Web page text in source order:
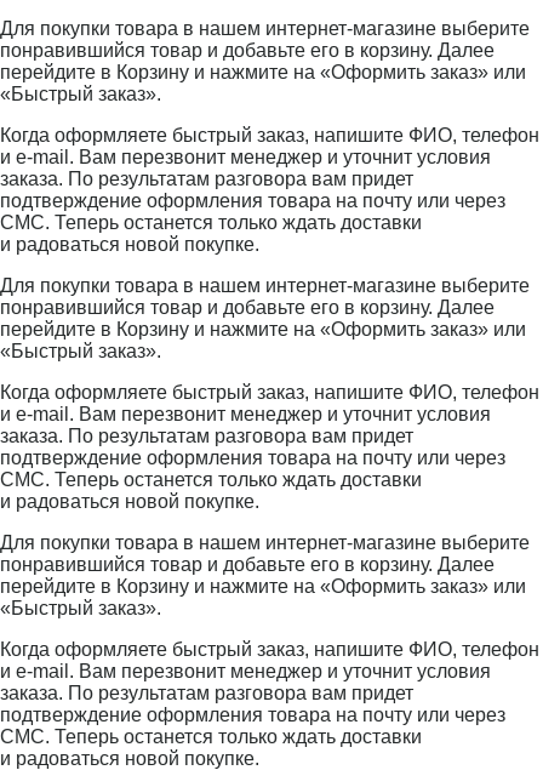
Для покупки товара в нашем интернет-магазине выберите
понравившийся товар и добавьте его в корзину. Далее
перейдите в Корзину и нажмите на «Оформить заказ» или
«Быстрый заказ».
Когда оформляете быстрый заказ, напишите ФИО, телефон
и e-mail. Вам перезвонит менеджер и уточнит условия
заказа. По результатам разговора вам придет
подтверждение оформления товара на почту или через
СМС. Теперь останется только ждать доставки
и радоваться новой покупке.
Для покупки товара в нашем интернет-магазине выберите
понравившийся товар и добавьте его в корзину. Далее
перейдите в Корзину и нажмите на «Оформить заказ» или
«Быстрый заказ».
Когда оформляете быстрый заказ, напишите ФИО, телефон
и e-mail. Вам перезвонит менеджер и уточнит условия
заказа. По результатам разговора вам придет
подтверждение оформления товара на почту или через
СМС. Теперь останется только ждать доставки
и радоваться новой покупке.
Для покупки товара в нашем интернет-магазине выберите
понравившийся товар и добавьте его в корзину. Далее
перейдите в Корзину и нажмите на «Оформить заказ» или
«Быстрый заказ».
Когда оформляете быстрый заказ, напишите ФИО, телефон
и e-mail. Вам перезвонит менеджер и уточнит условия
заказа. По результатам разговора вам придет
подтверждение оформления товара на почту или через
СМС. Теперь останется только ждать доставки
и радоваться новой покупке.